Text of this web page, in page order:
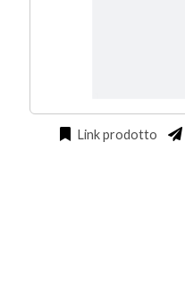
Link prodotto